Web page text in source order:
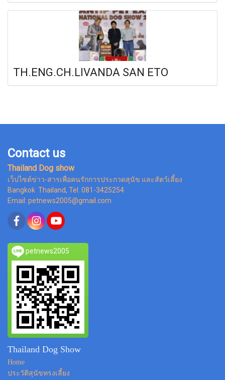
TH.ENG.CH.LIVANDA SAN ETO
Contact us
Thailand Dog show
เว็ปไซต์ข่าว-สารเพื่อคนรักการประกวดสุนัข และสัตว์เลี้ยง
Bangkok Thailand, Tel. 081-3425254
Email: petnews2005@gmail.com
petnews2005
Thailand Dog Show
Home
ประวัติสุนัขทรงเลี้ยง